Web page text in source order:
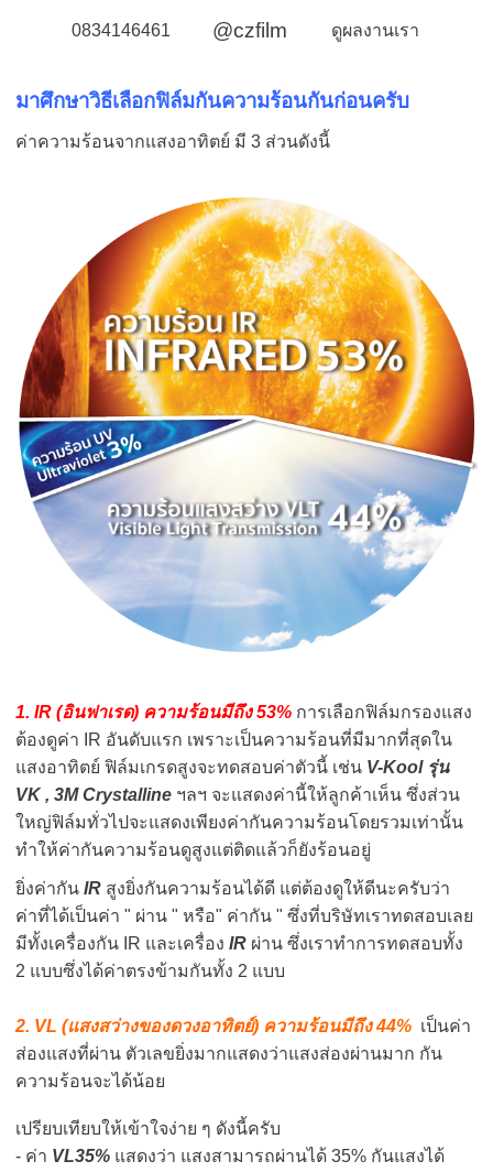
0834146461 @czfilm ดูผลงานเรา
มาศึกษาวิธีเลือกฟิล์มกันความร้อนกันก่อนครับ
ค่าความร้อนจากแสงอาทิตย์ มี 3 ส่วนดังนี้
1. IR (อินฟาเรด) ความร้อนมีถึง 53% การเลือกฟิล์มกรองแสง
ต้องดูค่า IR อันดับแรก เพราะเป็นความร้อนที่มีมากที่สุดใน
แสงอาทิตย์ ฟิล์มเกรดสูงจะทดสอบค่าตัวนี้ เช่น V-Kool รุ่น
VK , 3M Crystalline ฯลฯ จะแสดงค่านี้ให้ลูกค้าเห็น ซึ่งส่วน
ใหญ่ฟิล์มทั่วไปจะแสดงเพียงค่ากันความร้อนโดยรวมเท่านั้น
ทำให้ค่ากันความร้อนดูสูงแต่ติดแล้วก็ยังร้อนอยู่
ยิ่งค่ากันIR สูงยิ่งกันความร้อนได้ดี แต่ต้องดูให้ดีนะครับว่า
ค่าที่ได้เป็นค่า " ผ่าน " หรือ" ค่ากัน " ซึ่งที่บริษัทเราทดสอบเลย
มีทั้งเครื่องกัน IR และเครื่องIR ผ่าน ซึ่งเราทำการทดสอบทั้ง
2 แบบซึ่งได้ค่าตรงข้ามกันทั้ง 2 แบบ
2. VL (แสงสว่างของดวงอาทิตย์) ความร้อนมีถึง 44% เป็นค่า
ส่องแสงที่ผ่าน ตัวเลขยิ่งมากแสดงว่าแสงส่องผ่านมาก กัน
ความร้อนจะได้น้อย
เปรียบเทียบให้เข้าใจง่าย ๆ ดังนี้ครับ
- ค่า VL35% แสดงว่า แสงสามารถผ่านได้ 35% กันแสงได้